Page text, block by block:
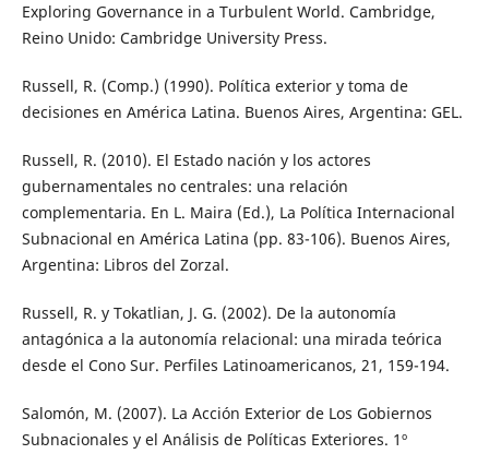
Exploring Governance in a Turbulent World. Cambridge,
Reino Unido: Cambridge University Press.
Russell, R. (Comp.) (1990). Política exterior y toma de
decisiones en América Latina. Buenos Aires, Argentina: GEL.
Russell, R. (2010). El Estado nación y los actores
gubernamentales no centrales: una relación
complementaria. En L. Maira (Ed.), La Política Internacional
Subnacional en América Latina (pp. 83-106). Buenos Aires,
Argentina: Libros del Zorzal.
Russell, R. y Tokatlian, J. G. (2002). De la autonomía
antagónica a la autonomía relacional: una mirada teórica
desde el Cono Sur. Perfiles Latinoamericanos, 21, 159-194.
Salomón, M. (2007). La Acción Exterior de Los Gobiernos
Subnacionales y el Análisis de Políticas Exteriores. 1º